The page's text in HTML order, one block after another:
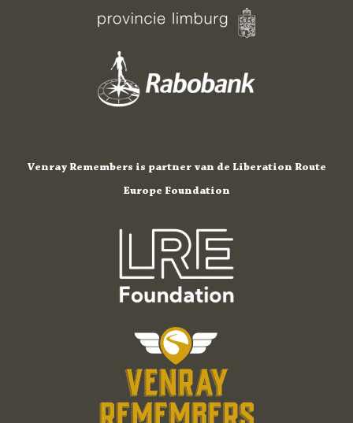
Venray Remembers is partner van de Liberation Route
Europe Foundation